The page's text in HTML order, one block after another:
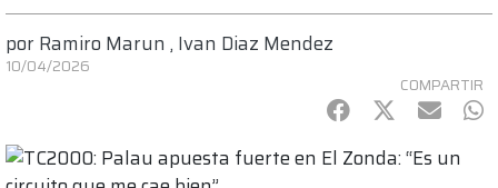
por Ramiro Marun , Ivan Diaz Mendez
10/04/2026
COMPARTIR
Facebook
Twitter
mail